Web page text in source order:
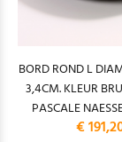
BORD ROND L
3,4CM. KLEUR
PASCALE
€